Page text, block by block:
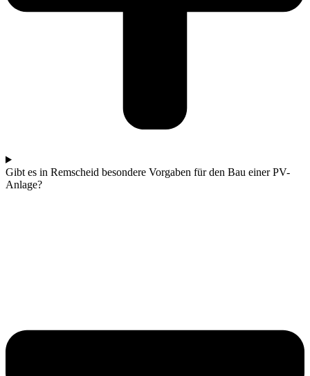
Gibt es in Remscheid besondere Vorgaben für den Bau einer PV-
Anlage?